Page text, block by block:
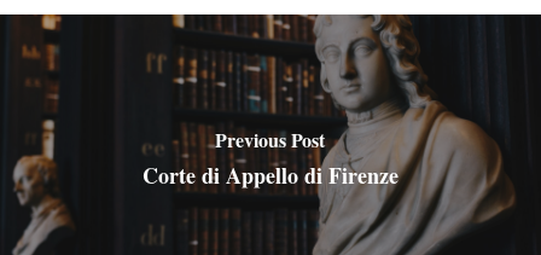
Previous Post
Corte di Appello di Firenze